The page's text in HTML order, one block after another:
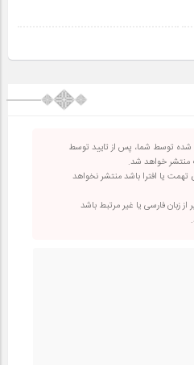
شده توسط شما، پس از تایید توسط
منتشر خواهد شد.
تهمت یا افترا باشد منتشر نخواهد
از زبان فارسی یا غیر مرتبط باشد